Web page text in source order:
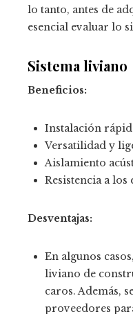
lo tanto, antes de
esencial evaluar lo
Sistema liviano
Beneficios:
Instalación
Versatilidad y
Aislamiento
Resistencia a
Desventajas:
En algunos
liviano de
caros. Además,
proveedores